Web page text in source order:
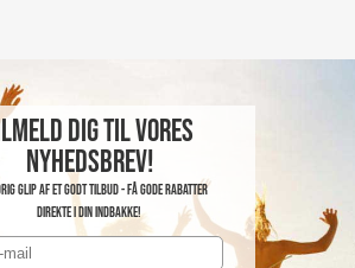
dig til vores
nyhedsbrev!
glip af et godt tilbud - få gode rabatter
direkte i din indbakke!